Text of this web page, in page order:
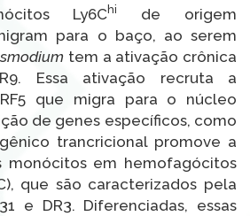
Ly6Chi
de origem
para o baço, ao serem
tem a ativação crônica
Essa ativação recruta a
que migra para o núcleo
de genes específicos, como
trancricional promove a
monócitos em hemofagócitos
que são caracterizados pela
e DR3. Diferenciadas, essas